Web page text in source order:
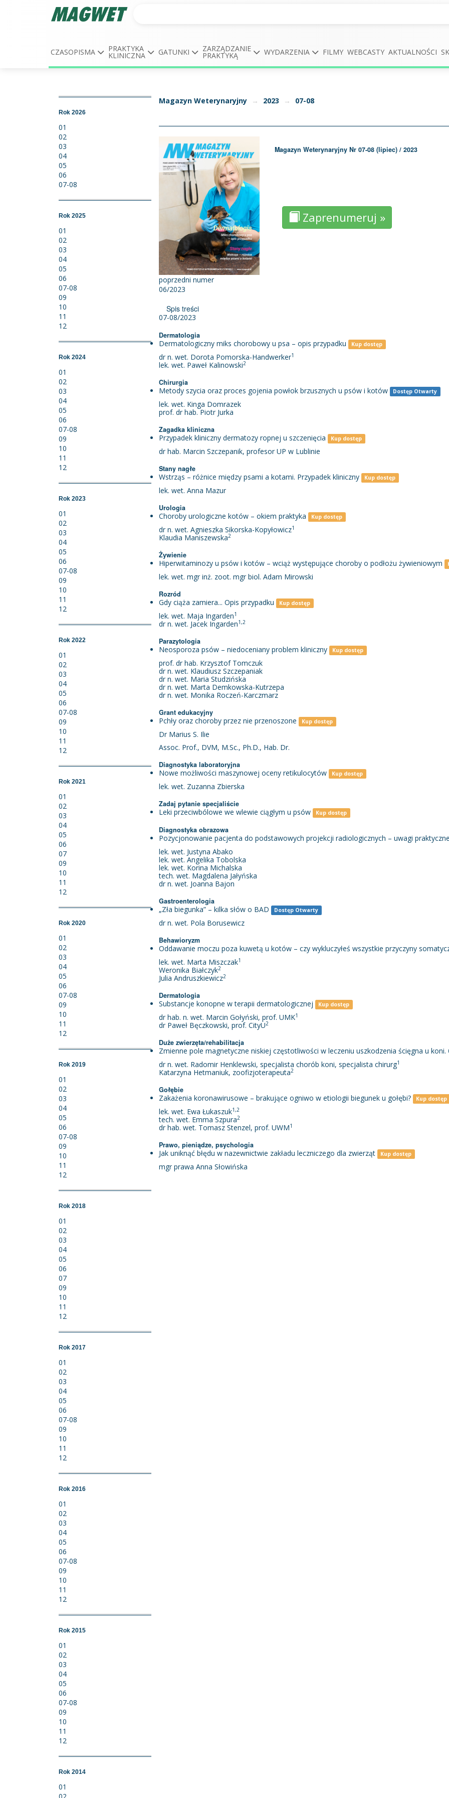
CZASOPISMA PRAKTYKA
KLINICZNA GATUNKI ZARZĄDZANIE
PRAKTYKĄ WYDARZENIA FILMY WEBCASTY AKTUALNOŚCI
Rok 2026
01
02
03
04
05
06
07-08
Rok 2025
01
02
03
04
05
06
07-08
09
10
11
12
Rok 2024
01
02
03
04
05
06
07-08
09
10
11
12
Rok 2023
01
02
03
04
05
06
07-08
09
10
11
12
Rok 2022
01
02
03
04
05
06
07-08
09
10
11
12
Rok 2021
01
02
03
04
05
06
07
09
10
11
12
Rok 2020
01
02
03
04
05
06
07-08
09
10
11
12
Rok 2019
01
02
03
04
05
06
07-08
09
10
11
12
Rok 2018
01
02
03
04
05
06
07
09
10
11
12
Rok 2017
01
02
03
04
05
06
07-08
09
10
11
12
Rok 2016
01
02
03
04
05
06
07-08
09
10
11
12
Rok 2015
01
02
03
04
05
06
07-08
09
10
11
12
Rok 2014
01
Magazyn Weterynaryjny → 2023 → 07-08
Magazyn Weterynaryjny Nr 07-08 (lipiec) / 2023
Zaprenumeruj »
poprzedni numer
06/2023
Spis treści
07-08/2023
Dermatologia
Dermatologiczny miks chorobowy u psa – opis przypadku Kup dostęp
dr n. wet. Dorota Pomorska-Handwerker1
lek. wet. Paweł Kalinowski2
Chirurgia
Metody szycia oraz proces gojenia powłok brzusznych u psów i kotów Dostęp Otwarty
lek. wet. Kinga Domrazek
prof. dr hab. Piotr Jurka
Zagadka kliniczna
Przypadek kliniczny dermatozy ropnej u szczenięcia Kup dostęp
dr hab. Marcin Szczepanik, profesor UP w Lublinie
Stany nagłe
Wstrząs – różnice między psami a kotami. Przypadek kliniczny Kup dostęp
lek. wet. Anna Mazur
Urologia
Choroby urologiczne kotów – okiem praktyka Kup dostęp
dr n. wet. Agnieszka Sikorska-Kopyłowicz1
Klaudia Maniszewska2
Żywienie
Hiperwitaminozy u psów i kotów – wciąż występujące choroby o podłożu żywieniowym
lek. wet. mgr inż. zoot. mgr biol. Adam Mirowski
Rozród
Gdy ciąża zamiera... Opis przypadku Kup dostęp
lek. wet. Maja Ingarden1
dr n. wet. Jacek Ingarden1,2
Parazytologia
Neosporoza psów – niedoceniany problem kliniczny Kup dostęp
prof. dr hab. Krzysztof Tomczuk
dr n. wet. Klaudiusz Szczepaniak
dr n. wet. Maria Studzińska
dr n. wet. Marta Demkowska-Kutrzepa
dr n. wet. Monika Roczeń-Karczmarz
Grant edukacyjny
Pchły oraz choroby przez nie przenoszone Kup dostęp
Dr Marius S. Ilie
Assoc. Prof., DVM, M.Sc., Ph.D., Hab. Dr.
Diagnostyka laboratoryjna
Nowe możliwości maszynowej oceny retikulocytów Kup dostęp
lek. wet. Zuzanna Zbierska
Zadaj pytanie specjaliście
Leki przeciwbólowe we wlewie ciągłym u psów Kup dostęp
Diagnostyka obrazowa
Pozycjonowanie pacjenta do podstawowych projekcji radiologicznych – uwagi praktyczne
lek. wet. Justyna Abako
lek. wet. Angelika Tobolska
lek. wet. Korina Michalska
tech. wet. Magdalena Jałyńska
dr n. wet. Joanna Bajon
Gastroenterologia
„Zła biegunka” – kilka słów o BAD Dostęp Otwarty
dr n. wet. Pola Borusewicz
Behawioryzm
Oddawanie moczu poza kuwetą u kotów – czy wykluczyłeś wszystkie przyczyny
lek. wet. Marta Miszczak1
Weronika Białczyk2
Julia Andruszkiewicz2
Dermatologia
Substancje konopne w terapii dermatologicznej Kup dostęp
dr hab. n. wet. Marcin Gołyński, prof. UMK1
dr Paweł Bęczkowski, prof. CityU2
Duże zwierzęta/rehabilitacja
Zmienne pole magnetyczne niskiej częstotliwości w leczeniu uszkodzenia ścięgna u koni.
dr n. wet. Radomir Henklewski, specjalista chorób koni, specjalista chirurg1
Katarzyna Hetmaniuk, zoofizjoterapeuta2
Gołębie
Zakażenia koronawirusowe – brakujące ogniwo w etiologii biegunek u gołębi? Kup dostęp
lek. wet. Ewa Łukaszuk1,2
tech. wet. Emma Szpura2
dr hab. wet. Tomasz Stenzel, prof. UWM1
Prawo, pieniądze, psychologia
Jak uniknąć błędu w nazewnictwie zakładu leczniczego dla zwierząt Kup dostęp
mgr prawa Anna Słowińska